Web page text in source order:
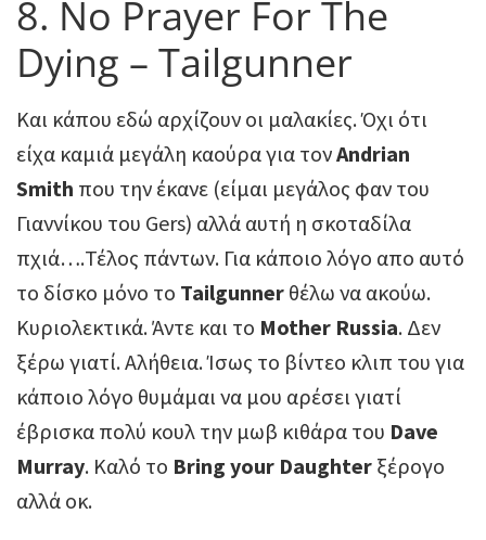
8. No Prayer For The
Dying – Tailgunner
Και κάπου εδώ αρχίζουν οι μαλακίες. Όχι ότι
είχα καμιά μεγάλη καούρα για τονAndrian
Smith που την έκανε (είμαι μεγάλος φαν του
Γιαννίκου του Gers) αλλά αυτή η σκοταδίλα
πχιά….Τέλος πάντων. Για κάποιο λόγο απο αυτό
το δίσκο μόνο το Tailgunner θέλω να ακούω.
Κυριολεκτικά. Άντε και το Mother Russia. Δεν
ξέρω γιατί. Αλήθεια. Ίσως το βίντεο κλιπ του για
κάποιο λόγο θυμάμαι να μου αρέσει γιατί
έβρισκα πολύ κουλ την μωβ κιθάρα του Dave
Murray. Καλό το Bring your Daughter ξέρογο
αλλά οκ.